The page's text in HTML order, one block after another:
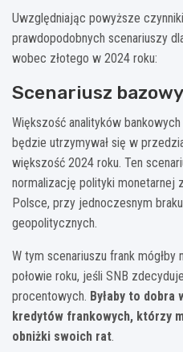
Uwzględniając powyższe
prawdopodobnych scenariuszy
wobec złotego w 2024 roku:
Scenariusz bazowy
Większość analityków
będzie utrzymywał się w
większość 2024 roku. Ten
normalizację polityki monetarnej
Polsce, przy jednoczesnym
geopolitycznych.
W tym scenariuszu frank mógłby
połowie roku, jeśli SNB
procentowych. Byłaby to dobra
kredytów frankowych, którzy
obniżki swoich rat.